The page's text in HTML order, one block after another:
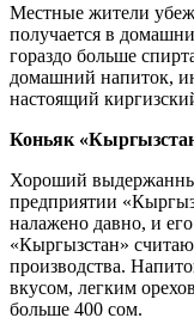
Местные жители
получается в
гораздо больше
домашний напиток,
настоящий
Коньяк
Хороший
предприятии
налажено давно, и
«Кыргызстан»
производства.
вкусом, легким
больше 400 сом.